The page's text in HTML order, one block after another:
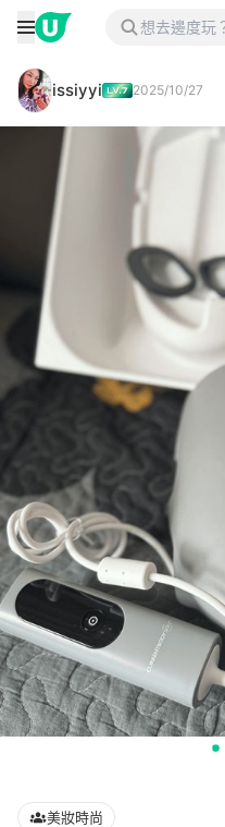
issiyyi 2025/10/27
美妝時尚